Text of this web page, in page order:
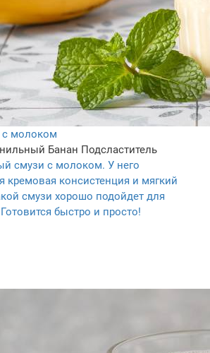
молоком
Банан Подсластитель
смузи с молоком. У него
кремовая консистенция и мягкий
смузи хорошо подойдет для
быстро и просто!